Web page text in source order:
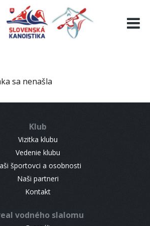
sa nenašla
Klub
Vizitka klubu
Vedenie klubu
športovci a osobnosti
Naši partneri
Kontakt
vodného slalomu
EURO 19
INFO
RESULTS
CONTACT